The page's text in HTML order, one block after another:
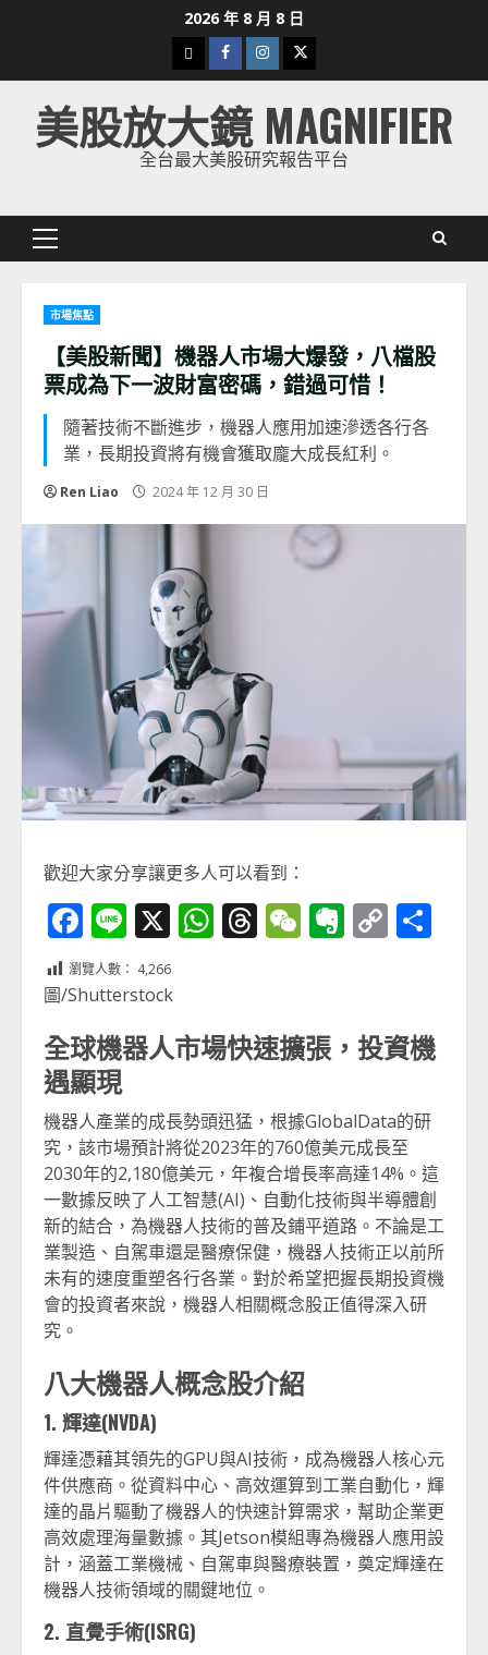
2026 年 8 月 8 日
下
載
美
股
Facebook
Instagram
Twitter
美股放大鏡 MAGNIFIER
全台最大美股研究報告平台
Primary
市場焦點
【美股新聞】機器人市場大爆發，八檔股
票成為下一波財富密碼，錯過可惜！
隨著技術不斷進步，機器人應用加速滲透各行各
業，長期投資將有機會獲取龐大成長紅利。
Ren Liao 2024 年 12 月 30 日
歡迎大家分享讓更多人可以看到：
Facebook
Line
X WhatsApp
Threads
WeChat
Evernote
Copy
瀏覽人數： 4,266
圖/Shutterstock
全球機器人市場快速擴張，投資機
遇顯現
機器人產業的成長勢頭迅猛，根據GlobalData的研
究，該市場預計將從2023年的760億美元成長至
2030年的2,180億美元，年複合增長率高達14%。這
一數據反映了人工智慧(AI)、自動化技術與半導體創
新的結合，為機器人技術的普及鋪平道路。不論是工
業製造、自駕車還是醫療保健，機器人技術正以前所
未有的速度重塑各行各業。對於希望把握長期投資機
會的投資者來說，機器人相關概念股正值得深入研
究。
八大機器人概念股介紹
1. 輝達(NVDA)
輝達憑藉其領先的GPU與AI技術，成為機器人核心元
件供應商。從資料中心、高效運算到工業自動化，輝
達的晶片驅動了機器人的快速計算需求，幫助企業更
高效處理海量數據。其Jetson模組專為機器人應用設
計，涵蓋工業機械、自駕車與醫療裝置，奠定輝達在
機器人技術領域的關鍵地位。
2. 直覺手術(ISRG)